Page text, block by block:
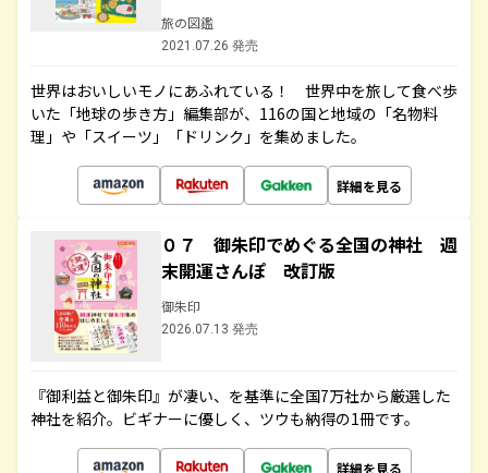
旅の図鑑
2021.07.26 発売
世界はおいしいモノにあふれている！ 世界中を旅して食べ歩
いた「地球の歩き方」編集部が、116の国と地域の「名物料
理」や「スイーツ」「ドリンク」を集めました。
詳細を見る
０７ 御朱印でめぐる全国の神社 週
末開運さんぽ 改訂版
御朱印
2026.07.13 発売
『御利益と御朱印』が凄い、を基準に全国7万社から厳選した
神社を紹介。ビギナーに優しく、ツウも納得の1冊です。
詳細を見る